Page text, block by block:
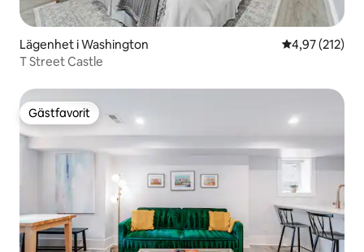
Lägenhet i Washington 4,97 av 5 i
4,97 (212)
T Street Castle
Gästfavorit
Gästfavorit